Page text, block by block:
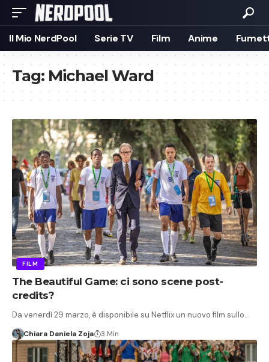
Il Mio NerdPool Serie TV Film Anime
Tag: Michael Ward
FILM
The Beautiful Game: ci sono scene post-
credits?
Da venerdì 29 marzo, è disponibile su Netflix un nuovo film sullo…
Chiara Daniela Zoja 3 Min